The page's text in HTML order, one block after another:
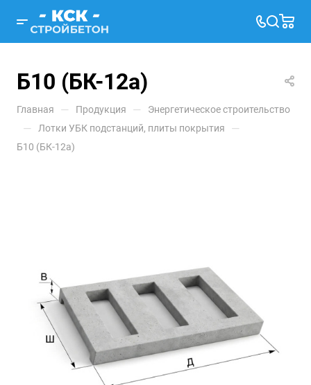
Б10 (БК-12а)
Главная — Продукция — Энергетическое строительство
— Лотки УБК подстанций, плиты покрытия —
Б10 (БК-12а)